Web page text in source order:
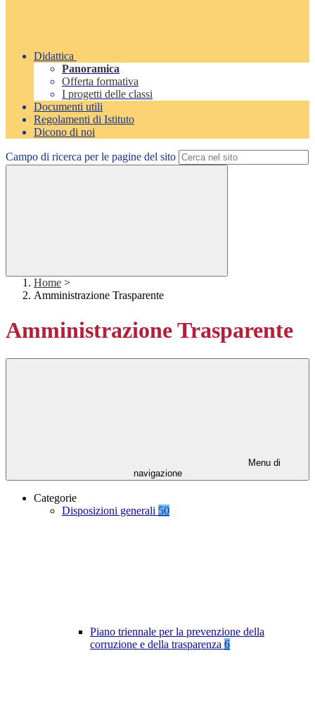
Didattica
Panoramica
Offerta formativa
I progetti delle classi
Documenti utili
Regolamenti di Istituto
Dicono di noi
Campo di ricerca per le pagine del sito
Home >
Amministrazione Trasparente
Amministrazione Trasparente
Menu di
navigazione
Categorie
Disposizioni generali 50
Piano triennale per la prevenzione della
corruzione e della trasparenza 6